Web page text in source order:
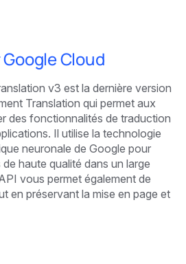
Cloud
v3 est la dernière version
Translation qui permet aux
des fonctionnalités de traduction
Il utilise la technologie
neuronale de Google pour
haute qualité dans un large
vous permet également de
en préservant la mise en page et